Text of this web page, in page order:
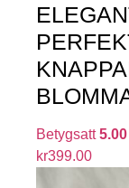
Betygsatt5.00
kr399.00